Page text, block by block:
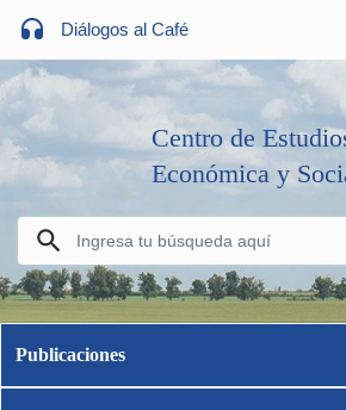
Diálogos al Café
Centro de
Económica y
Publicaciones